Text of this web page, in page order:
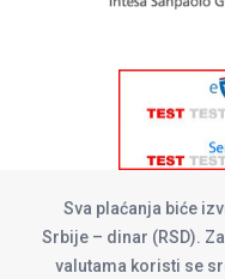
Sva plaćanja biće
Srbije – dinar (RSD).
valutama koristi se